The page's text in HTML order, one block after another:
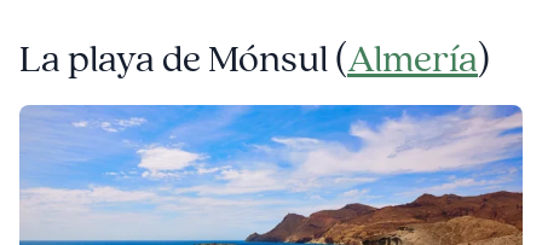
La playa de Mónsul (Almería)